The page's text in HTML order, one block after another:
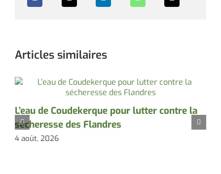
Articles similaires
L’eau de Coudekerque pour lutter contre la
sécheresse des Flandres
4 août, 2026